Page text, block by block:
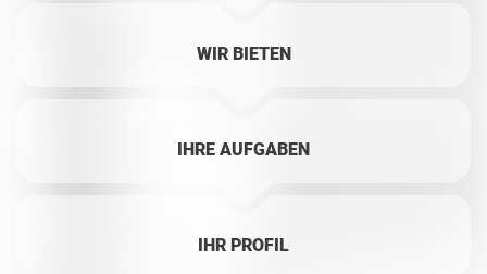
WIR BIETEN
IHRE AUFGABEN
IHR PROFIL